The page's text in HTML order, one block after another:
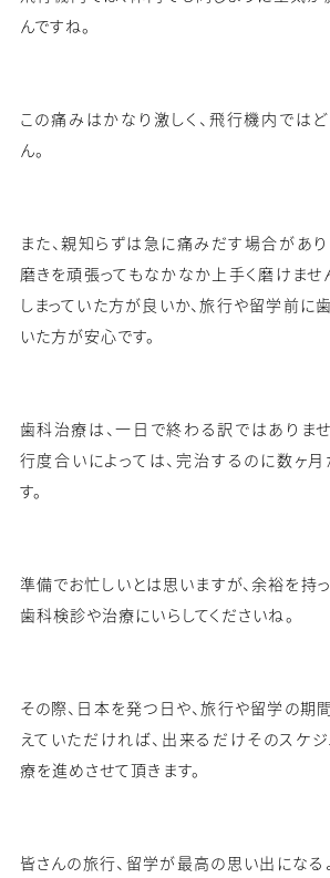
んですね。
この痛みはかなり激しく、飛行機内では
ん。
また、親知らずは急に痛みだす場合があり
磨きを頑張ってもなかなか上手く磨けませ
しまっていた方が良いか、旅行や留学前に
いた方が安心です。
歯科治療は、一日で終わる訳ではありま
行度合いによっては、完治するのに数ヶ
す。
準備でお忙しいとは思いますが、余裕を持
歯科検診や治療にいらしてくださいね。
その際、日本を発つ日や、旅行や留学の期
えていただければ、出来るだけそのスケ
療を進めさせて頂きます。
皆さんの旅行、留学が最高の思い出になる